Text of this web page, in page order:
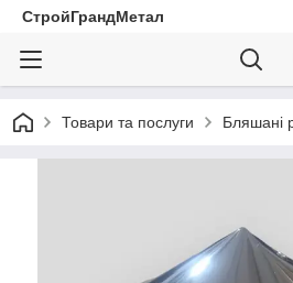
СтройГрандМетал
Товари та послуги Бляшані